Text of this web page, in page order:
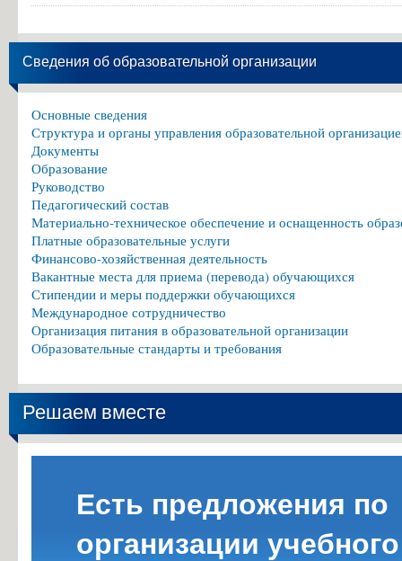
Сведения об образовательной организации
Основные сведения
Структура и органы управления образовательной
Документы
Образование
Руководство
Педагогический состав
Материально-техническое обеспечение и оснащенность
Платные образовательные услуги
Финансово-хозяйственная деятельность
Вакантные места для приема (перевода) обучающихся
Стипендии и меры поддержки обучающихся
Международное сотрудничество
Организация питания в образовательной организации
Образовательные стандарты и требования
Решаем вместе
Есть предложения по
организации учебного